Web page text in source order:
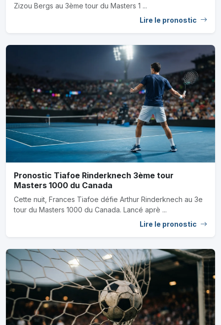
Zizou Bergs au 3ème tour du Masters 1 ...
Lire le pronostic
Pronostic Tiafoe Rinderknech 3ème tour
Masters 1000 du Canada
Cette nuit, Frances Tiafoe défie Arthur Rinderknech au 3e
tour du Masters 1000 du Canada. Lancé aprè ...
Lire le pronostic